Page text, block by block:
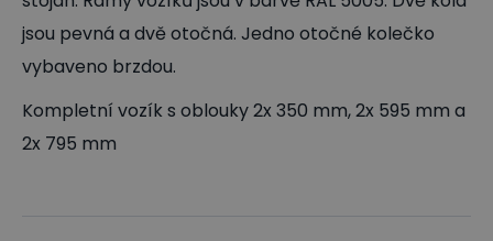
jsou pevná a dvě otočná. Jedno otočné kolečko
vybaveno brzdou.
Kompletní vozík s oblouky 2x 350 mm, 2x 595 mm a
2x 795 mm